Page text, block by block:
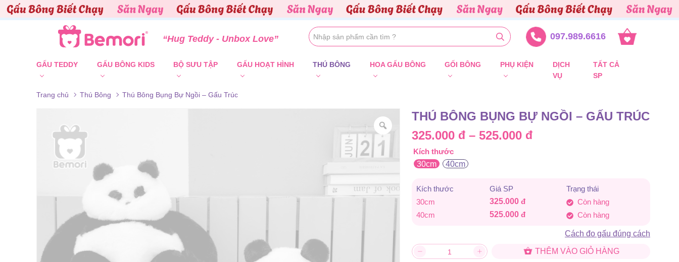
Skip to content
“Hug Teddy - Unbox Love” 097.989.6616
GẤU TEDDY GẤU BÔNG KIDS BỘ SƯU TẬP GẤU HOẠT HÌNH THÚ BÔNG HOA GẤU BÔNG GỐI BÔNG PHỤ KIỆN
DỊCH
VỤ
TẤT CẢ
SP
Trang chủ Thú Bông Thú Bông Bụng Bự Ngồi – Gấu Trúc
THÚ BÔNG BỤNG BỰ NGỒI – GẤU TRÚC
325.000 đ – 525.000 đKhoảng
325.000 đ
525.000 đ
Kích thước
30cm
40cm
Kích thước Giá SP
Trạng thái
30cm
325.000 đ
Còn hàng
40cm
525.000 đ Còn hàng
Cách đo gấu đúng cách
THÊM VÀO GIỎ HÀNG